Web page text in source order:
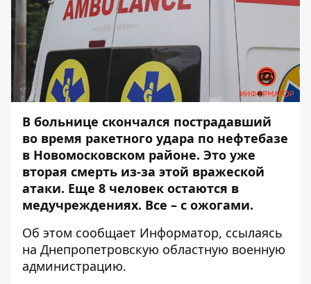
В больнице скончался пострадавший
во время ракетного удара по нефтебазе
в Новомосковском районе. Это уже
вторая смерть из-за этой вражеской
атаки. Еще 8 человек остаются в
медучреждениях. Все – с ожогами.
Об этом сообщает Информатор, ссылаясь
на Днепропетровскую областную военную
администрацию.